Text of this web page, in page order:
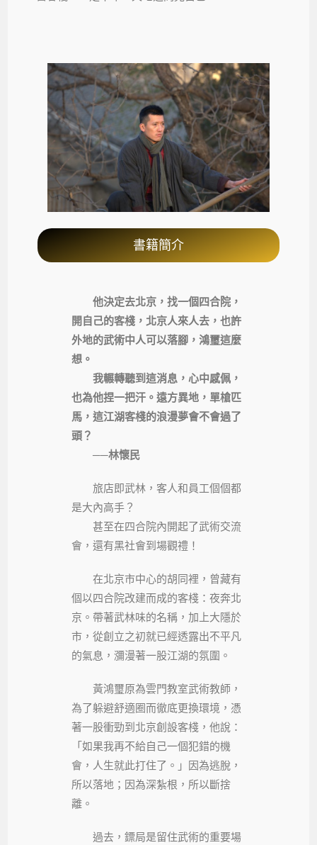
書籍簡介
他決定去北京，找一個四合院，
開自己的客棧，北京人來人去，也許
外地的武術中人可以落腳，鴻璽這麼
想。
我輾轉聽到這消息，心中感佩，
也為他捏一把汗。遠方異地，單槍匹
馬，這江湖客棧的浪漫夢會不會過了
頭？
──林懷民
旅店即武林，客人和員工個個都
是大內高手？
甚至在四合院內開起了武術交流
會，還有黑社會到場觀禮！
在北京市中心的胡同裡，曾藏有
個以四合院改建而成的客棧：夜奔北
京。帶著武林味的名稱，加上大隱於
市，從創立之初就已經透露出不平凡
的氣息，瀰漫著一股江湖的氛圍。
黃鴻璽原為雲門教室武術教師，
為了躲避舒適圈而徹底更換環境，憑
著一股衝勁到北京創設客棧，他說：
「如果我再不給自己一個犯錯的機
會，人生就此打住了。」因為逃脫，
所以落地；因為深紮根，所以斷捨
離。
過去，鏢局是留住武術的重要場